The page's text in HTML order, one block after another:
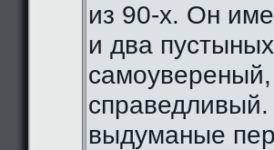
из 90-х. Он
и два
выдуманые